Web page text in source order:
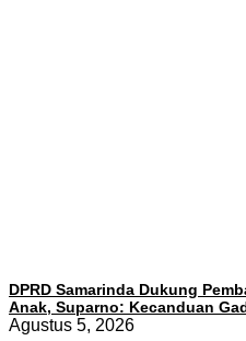
DPRD Samarinda Dukung
Anak, Suparno: Kecanduan
Agustus 5, 2026